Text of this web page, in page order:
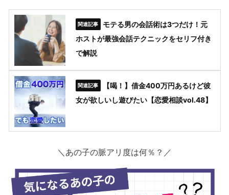
モテる男の会話術は3つだけ！元
ホストが最強会話テクニックをセリフ付き
で解説
【喝！】借金400万円あるけど彼
女が欲しいし遊びたい【恋愛相談vol.48】
＼あの子の脈アリ度は何％？／